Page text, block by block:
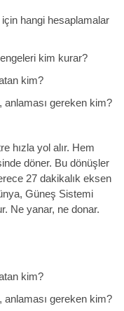
için hangi hesaplamalar
kim kurar?
kim?
gereken kim?
hızla yol alır. Hem
döner. Bu dönüşler
27 dakikalık eksen
Güneş Sistemi
Ne yanar, ne donar.
kim?
gereken kim?